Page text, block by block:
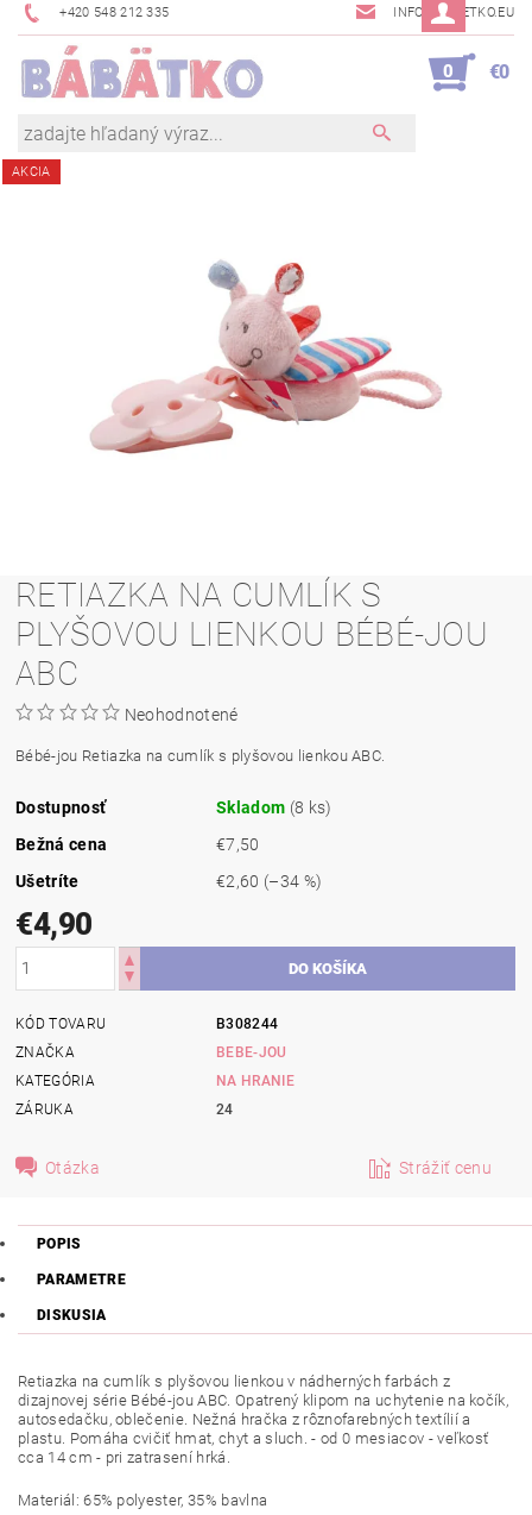
+420 548 212 335 INFO@BABETKO.EU
0 €0
AKCIA
RETIAZKA NA CUMLÍK S
PLYŠOVOU LIENKOU BÉBÉ-JOU
ABC
Neohodnotené
Bébé-jou Retiazka na cumlík s plyšovou lienkou ABC.
Dostupnosť Skladom (8 ks)
Bežná cena
€7,50
Ušetríte
€2,60 (–34 %)
€4,90
KÓD TOVARU
B308244
ZNAČKA
BEBE-JOU
KATEGÓRIA
NA HRANIE
ZÁRUKA
24
Otázka Strážiť cenu
POPIS
PARAMETRE
DISKUSIA
Retiazka na cumlík s plyšovou lienkou v nádherných farbách z
dizajnovej série Bébé-jou ABC. Opatrený klipom na uchytenie na kočík,
autosedačku, oblečenie. Nežná hračka z rôznofarebných textílií a
plastu. Pomáha cvičiť hmat, chyt a sluch. - od 0 mesiacov - veľkosť
cca 14 cm - pri zatrasení hrká.
Materiál: 65% polyester, 35% bavlna